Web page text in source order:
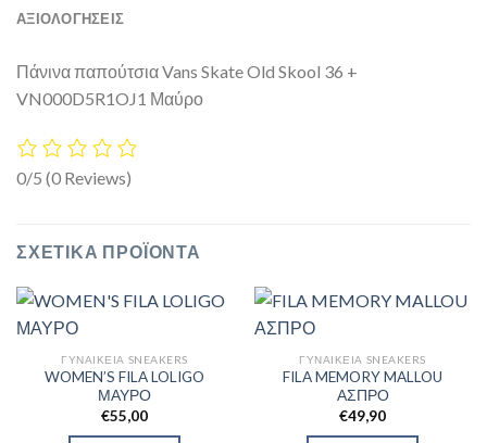
ΑΞΙΟΛΟΓΗΣΕΙΣ
Πάνινα παπούτσια Vans Skate Old Skool 36 +
VN000D5R1OJ1 Μαύρο
0/5 (0 Reviews)
ΣΧΕΤΙΚΆ ΠΡΟΪΌΝΤΑ
ΓΥΝΑΙΚΕΊΑ SNEAKERS
WOMEN’S FILA LOLIGO
ΜΑΥΡΟ
€55,00
ΓΥΝΑΙΚΕΊΑ SNEAKERS
FILA MEMORY MALLOU
ΑΣΠΡΟ
€49,90